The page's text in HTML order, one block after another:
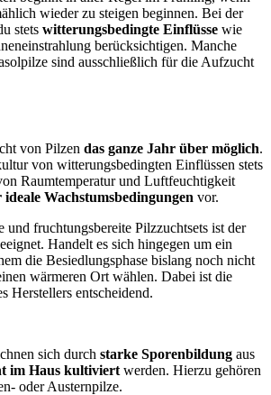
wieder zu steigen beginnen. Bei der
stets witterungsbedingte Einflüsse wie
berücksichtigen. Manche
sind ausschließlich für die Aufzucht
von Pilzen das ganze Jahr über möglich.
von witterungsbedingten Einflüssen stets
Raumtemperatur und Luftfeuchtigkeit
Wachstumsbedingungen vor.
und fruchtungsbereite Pilzzuchtsets ist der
Handelt es sich hingegen um ein
die Besiedlungsphase bislang noch nicht
wärmeren Ort wählen. Dabei ist die
Herstellers entscheidend.
sich durch starke Sporenbildung aus
im Haus kultiviert werden. Hierzu gehören
oder Austernpilze.